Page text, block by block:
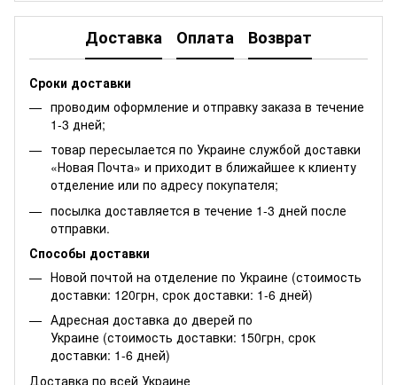
Доставка Оплата Возврат
Сроки доставки
проводим оформление и отправку заказа в течение
1-3 дней;
товар пересылается по Украине службой доставки
«Новая Почта» и приходит в ближайшее к клиенту
отделение или по адресу покупателя;
посылка доставляется в течение 1-3 дней после
отправки.
Способы доставки
Новой почтой на отделение по Украине (стоимость
доставки: 120грн, срок доставки: 1-6 дней)
Адресная доставка до дверей по
Украине (стоимость доставки: 150грн, срок
доставки: 1-6 дней)
Доставка по всей Украине